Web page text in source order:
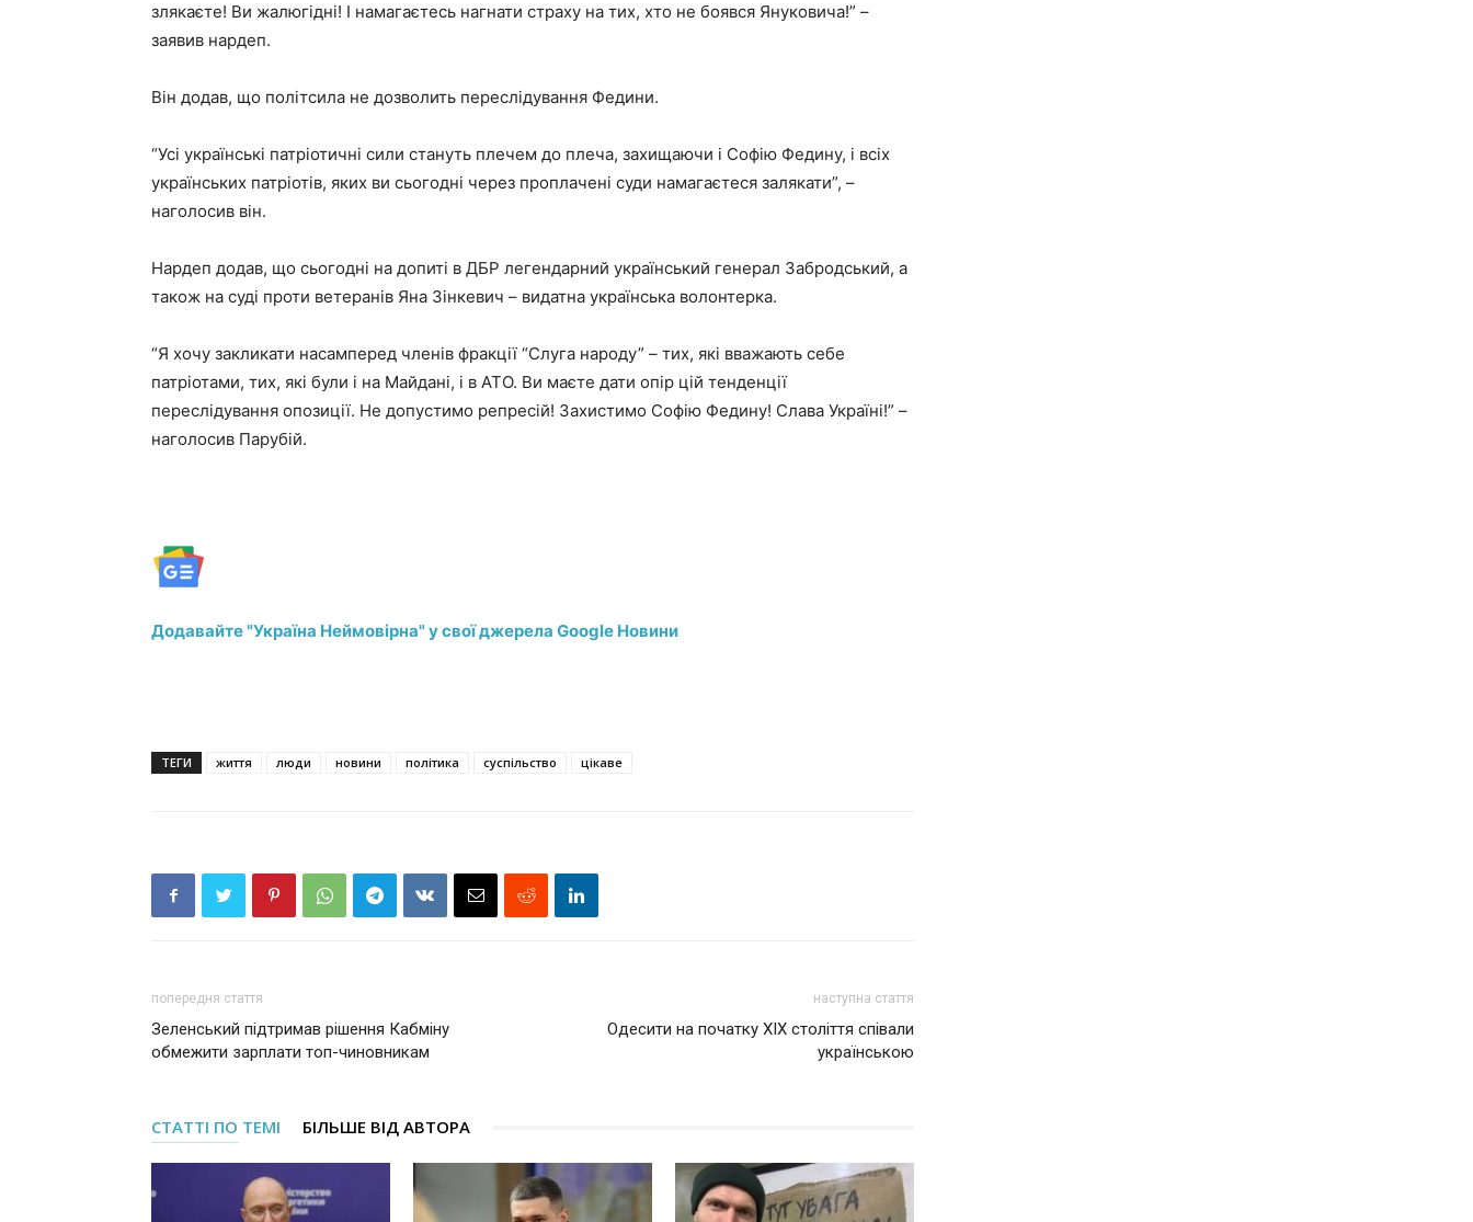
злякаєте! Ви жалюгідні! І намагаєтесь нагнати страху на тих, хто не боявся Януковича!” –
заявив нардеп.
Він додав, що політсила не дозволить переслідування Федини.
“Усі українські патріотичні сили стануть плечем до плеча, захищаючи і Софію Федину, і всіх
українських патріотів, яких ви сьогодні через проплачені суди намагаєтеся залякати”, –
наголосив він.
Нардеп додав, що сьогодні на допиті в ДБР легендарний український генерал Забродський, а
також на суді проти ветеранів Яна Зінкевич – видатна українська волонтерка.
“Я хочу закликати насамперед членів фракції “Слуга народу” – тих, які вважають себе
патріотами, тих, які були і на Майдані, і в АТО. Ви маєте дати опір цій тенденції
переслідування опозиції. Не допустимо репресій! Захистимо Софію Федину! Слава Україні!” –
наголосив Парубій.
Додавайте "Україна Неймовірна" у свої джерела Google Новини
ТЕГИ життя люди новини політика суспільство цікаве
попередня стаття
Зеленський підтримав рішення Кабміну
обмежити зарплати топ-чиновникам
наступна стаття
Одесити на початку ХІХ століття співали
українською
СТАТТІ ПО ТЕМІ БІЛЬШЕ ВІД АВТОРА